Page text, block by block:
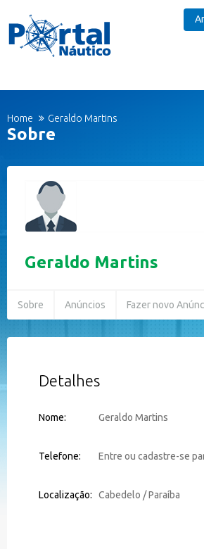
Home Geraldo Martins
Sobre
Geraldo Martins
Sobre Anúncios Fazer novo
Detalhes
Nome: Geraldo Martins
Telefone: Entre ou cadastre-se
Localização: Cabedelo / Paraíba